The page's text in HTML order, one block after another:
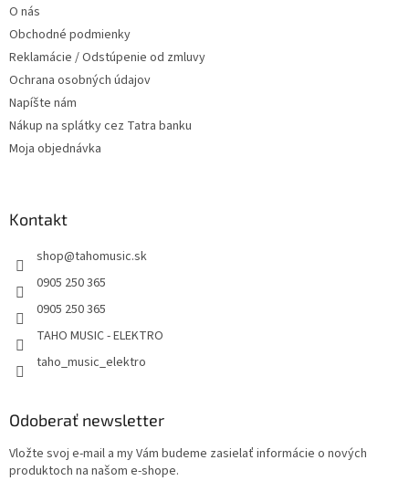
O nás
Obchodné podmienky
Reklamácie / Odstúpenie od zmluvy
Ochrana osobných údajov
Napíšte nám
Nákup na splátky cez Tatra banku
Moja objednávka
Kontakt
shop@tahomusic.sk
0905 250 365
0905 250 365
TAHO MUSIC - ELEKTRO
taho_music_elektro
Odoberať newsletter
Vložte svoj e-mail a my Vám budeme zasielať informácie o nových
produktoch na našom e-shope.